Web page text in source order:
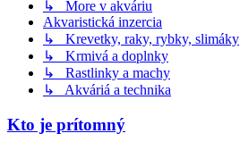
↳ More v akváriu
Akvaristická inzercia
↳ Krevetky, raky, rybky, slimáky
↳ Krmivá a doplnky
↳ Rastlinky a machy
↳ Akváriá a technika
Kto je prítomný